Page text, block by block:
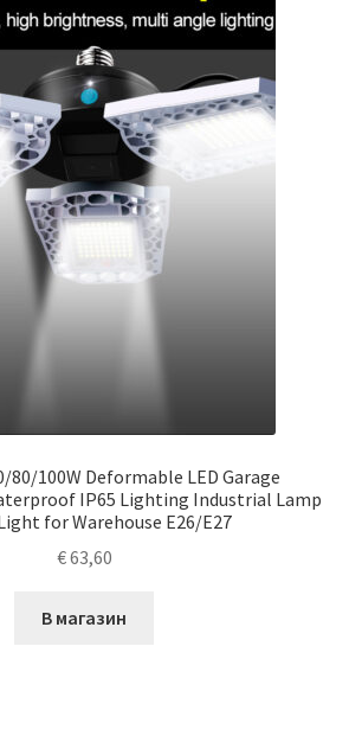
80/100W Deformable LED Garage
IP65 Lighting Industrial Lamp
for Warehouse E26/E27
€63,60
В магазин